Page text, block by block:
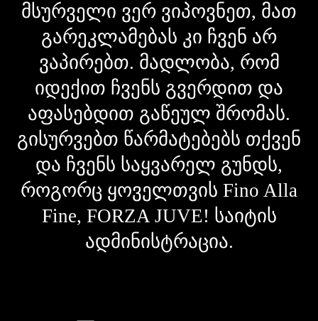
მსურველი ვერ ვიპოვნეთ, მათ
გარეკლამებას კი ჩვენ არ
ვაპირებთ. მადლობა, რომ
იდექით ჩვენს გვერდით და
აფასებდით გაწეულ შრომას.
გისურვებთ წარმატებებს თქვენ
და ჩვენს საყვარელ გუნდს,
როგორც ყოველთვის Fino Alla
Fine, FORZA JUVE! საიტის
ადმინისტრაცია.